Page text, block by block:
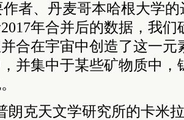
者、丹麦哥本哈根大学的
年合并后的数据，我
合在宇宙中创造了这一元
并集中于某些矿物质中，
朗克天文学研究所的卡米